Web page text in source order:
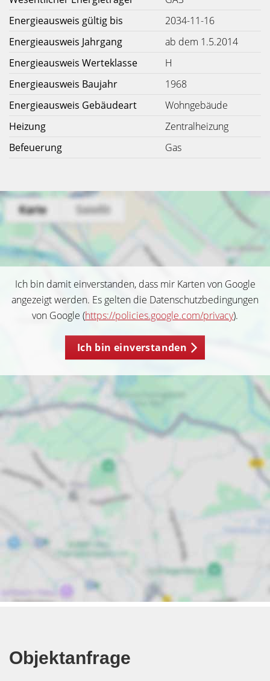
Energieausweis gültig bis
2034-11-16
Energieausweis Jahrgang
ab dem 1.5.2014
Energieausweis Werteklasse
H
Energieausweis Baujahr
1968
Energieausweis Gebäudeart
Wohngebäude
Heizung
Zentralheizung
Befeuerung
Gas
Ich bin damit einverstanden, dass mir Karten von Google
angezeigt werden. Es gelten die Datenschutzbedingungen
von Google (https://policies.google.com/privacy).
Ich bin einverstanden
Objektanfrage